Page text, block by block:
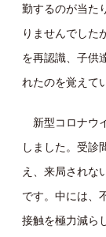
勤するのが当た
りませんでした
を再認識、子供
れたのを覚えて
新型コロナウ
しました 。受
え、来局されな
です。中には、
接触を極力減ら